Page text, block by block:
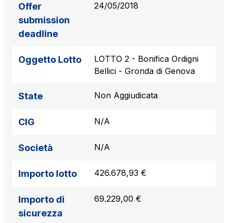
Offer
submission
deadline
24/05/2018
Oggetto Lotto
LOTTO 2 - Bonifica Ordigni
Bellici - Gronda di Genova
State Non Aggiudicata
CIG N/A
Società N/A
Importo lotto 426.678,93 €
Importo di
sicurezza
69.229,00 €